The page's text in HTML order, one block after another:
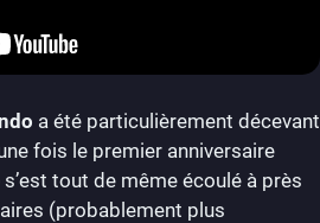
a été particulièrement décevant
fois le premier anniversaire
tout de même écoulé à près
(probablement plus